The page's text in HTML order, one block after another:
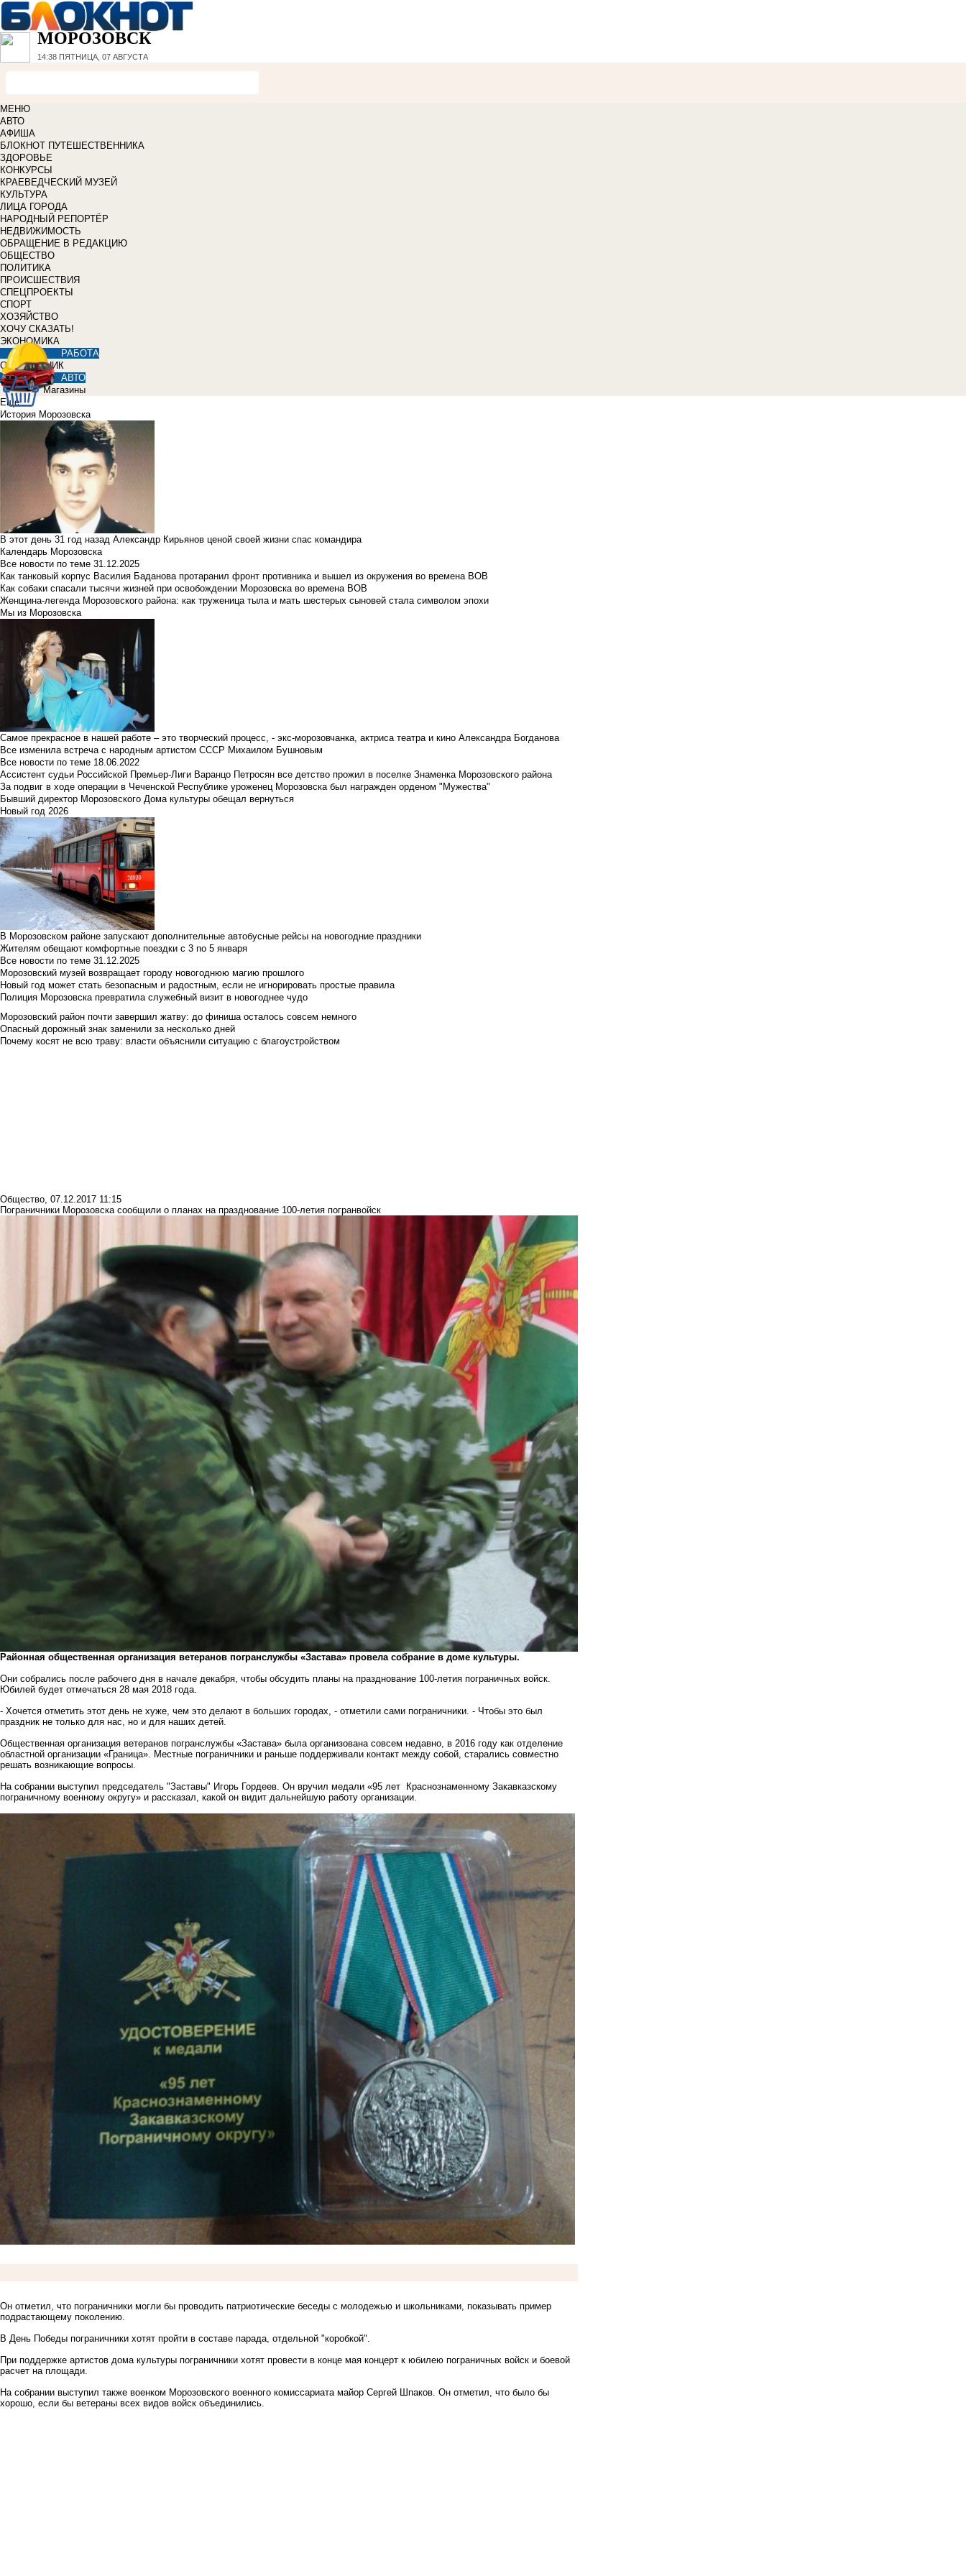
МОРОЗОВСК
14:38 ПЯТНИЦА, 07 АВГУСТА
МЕНЮ
АВТО
АФИША
БЛОКНОТ ПУТЕШЕСТВЕННИКА
ЗДОРОВЬЕ
КОНКУРСЫ
КРАЕВЕДЧЕСКИЙ МУЗЕЙ
КУЛЬТУРА
ЛИЦА ГОРОДА
НАРОДНЫЙ РЕПОРТЁР
НЕДВИЖИМОСТЬ
ОБРАЩЕНИЕ В РЕДАКЦИЮ
ОБЩЕСТВО
ПОЛИТИКА
ПРОИСШЕСТВИЯ
СПЕЦПРОЕКТЫ
СПОРТ
ХОЗЯЙСТВО
ХОЧУ СКАЗАТЬ!
ЭКОНОМИКА
РАБОТА
СПРАВОЧНИК
АВТО
Магазины
Еще
История Морозовска
В этот день 31 год назад Александр Кирьянов ценой своей жизни спас командира
Календарь Морозовска
Все новости по теме 31.12.2025
Как танковый корпус Василия Баданова протаранил фронт противника и вышел из окружения во времена ВОВ
Как собаки спасали тысячи жизней при освобождении Морозовска во времена ВОВ
Женщина-легенда Морозовского района: как труженица тыла и мать шестерых сыновей стала символом эпохи
Мы из Морозовска
Самое прекрасное в нашей работе – это творческий процесс, - экс-морозовчанка, актриса театра и кино Александра Богданова
Все изменила встреча с народным артистом СССР Михаилом Бушновым
Все новости по теме 18.06.2022
Ассистент судьи Российской Премьер-Лиги Варанцо Петросян все детство прожил в поселке Знаменка Морозовского района
За подвиг в ходе операции в Чеченской Республике уроженец Морозовска был награжден орденом "Мужества"
Бывший директор Морозовского Дома культуры обещал вернуться
Новый год 2026
В Морозовском районе запускают дополнительные автобусные рейсы на новогодние праздники
Жителям обещают комфортные поездки с 3 по 5 января
Все новости по теме 31.12.2025
Морозовский музей возвращает городу новогоднюю магию прошлого
Новый год может стать безопасным и радостным, если не игнорировать простые правила
Полиция Морозовска превратила служебный визит в новогоднее чудо
Морозовский район почти завершил жатву: до финиша осталось совсем немного
Опасный дорожный знак заменили за несколько дней
Почему косят не всю траву: власти объяснили ситуацию с благоустройством
Общество, 07.12.2017 11:15
Пограничники Морозовска сообщили о планах на празднование 100-летия погранвойск
Районная общественная организация ветеранов погранслужбы «Застава» провела собрание в доме культуры.
Они собрались после рабочего дня в начале декабря, чтобы обсудить планы на празднование 100-летия пограничных войск.
Юбилей будет отмечаться 28 мая 2018 года.
- Хочется отметить этот день не хуже, чем это делают в больших городах, - отметили сами пограничники. - Чтобы это был
праздник не только для нас, но и для наших детей.
Общественная организация ветеранов погранслужбы «Застава» была организована совсем недавно, в 2016 году как отделение
областной организации «Граница». Местные пограничники и раньше поддерживали контакт между собой, старались совместно
решать возникающие вопросы.
На собрании выступил председатель "Заставы" Игорь Гордеев. Он вручил медали «95 лет Краснознаменному Закавказскому
пограничному военному округу» и рассказал, какой он видит дальнейшую работу организации.
Он отметил, что пограничники могли бы проводить патриотические беседы с молодежью и школьниками, показывать пример
подрастающему поколению.
В День Победы пограничники хотят пройти в составе парада, отдельной "коробкой".
При поддержке артистов дома культуры пограничники хотят провести в конце мая концерт к юбилею пограничных войск и боевой
расчет на площади.
На собрании выступил также военком Морозовского военного комиссариата майор Сергей Шпаков. Он отметил, что было бы
хорошо, если бы ветераны всех видов войск объединились.